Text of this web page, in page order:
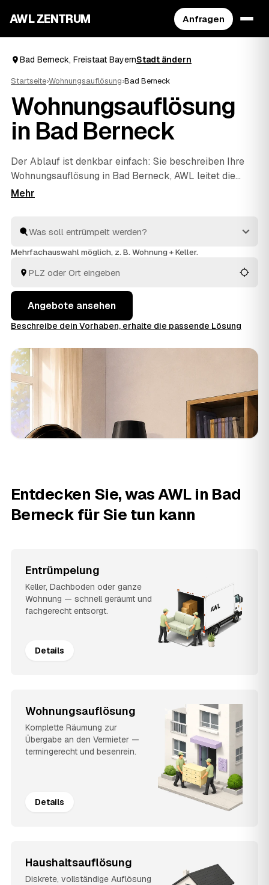
AWL ZENTRUM Anfragen
Bad Berneck, Freistaat BayernStadt ändern
Startseite›Wohnungsauflösung›Bad Berneck
Wohnungsauflösung
in Bad Berneck
Der Ablauf ist denkbar einfach: Sie beschreiben Ihre
Wohnungsauflösung in Bad Berneck, AWL leitet die
Anfrage an geprüfte Anbieter weiter, und Sie erhalten
komplett, entsorgen ordnungsgemäß und übergeben
besenrein an den Vermieter. So sparen Sie sich das
Freistaat Bayern sofort schwarz auf weiß.
Mehrfachauswahl möglich, z. B. Wohnung + Keller.
Angebote ansehen
Beschreibe dein Vorhaben, erhalte die passende Lösung
Entdecken Sie, was AWL in Bad
Berneck für Sie tun kann
Entrümpelung
Keller, Dachboden oder ganze
Wohnung — schnell geräumt und
fachgerecht entsorgt.
Details
Wohnungsauflösung
Komplette Räumung zur
Übergabe an den Vermieter —
termingerecht und besenrein.
Details
Haushaltsauflösung
Diskrete, vollständige Auflösung